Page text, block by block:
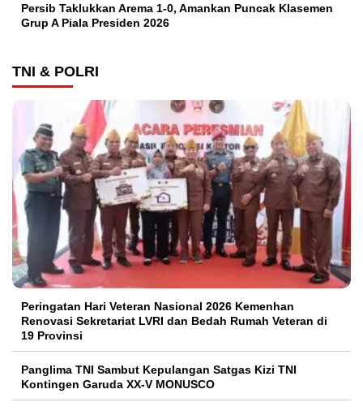
Persib Taklukkan Arema 1-0, Amankan Puncak Klasemen
Grup A Piala Presiden 2026
TNI & POLRI
Peringatan Hari Veteran Nasional 2026 Kemenhan
Renovasi Sekretariat LVRI dan Bedah Rumah Veteran di
19 Provinsi
Panglima TNI Sambut Kepulangan Satgas Kizi TNI
Kontingen Garuda XX-V MONUSCO